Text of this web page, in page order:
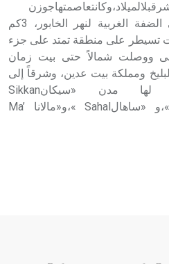
Gozan/ جوزانا(تلحلفحالياًعلى الضفة الغربية لنهر الخابور، 3كم
تسيطر على منطقة تمتد على جزء
ووصلت شمالاً حتى بيت زمان
ومملكة بيت عدين، وشرقاً إلى
مملكة نصيبين. تبعت لها مدن «سيكانSikkan
»(تلالفخيرية)،و«أزران Azran»،و «ساهالSahal »،و«مالانا Ma’